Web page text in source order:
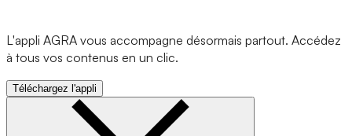
L'appli AGRA vous accompagne désormais partout. Accédez
à tous vos contenus en un clic.
Téléchargez l'appli